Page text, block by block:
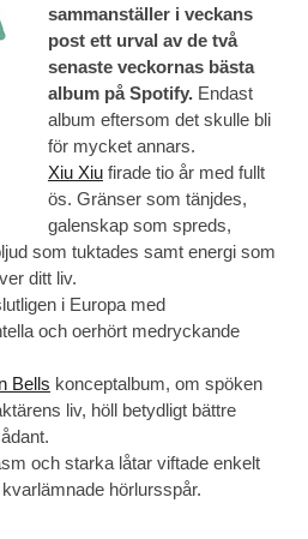
sammanställer i veckans
post ett urval av de två
senaste veckornas bästa
album på Spotify.Endast
album eftersom det skulle bli
för mycket annars.
Xiu Xiufirade tio år med fullt
ös. Gränser som tänjdes,
galenskap som spreds,
som tuktades samt energi som
ditt liv.
i Europa med
och oerhört medryckande
Bells konceptalbum, om spöken
liv, höll betydligt bättre
och starka låtar viftade enkelt
hörlursspår.